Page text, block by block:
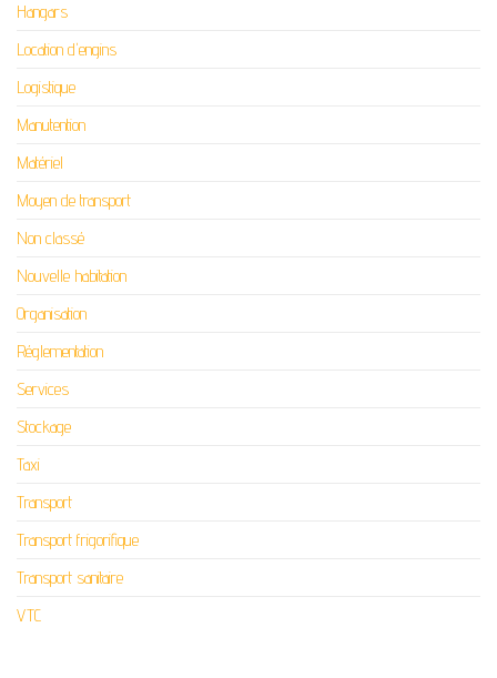
Hangars
Location d'engins
Logistique
Manutention
Matériel
Moyen de transport
Non classé
Nouvelle habitation
Organisation
Réglementation
Services
Stockage
Taxi
Transport
Transport frigorifique
Transport sanitaire
VTC